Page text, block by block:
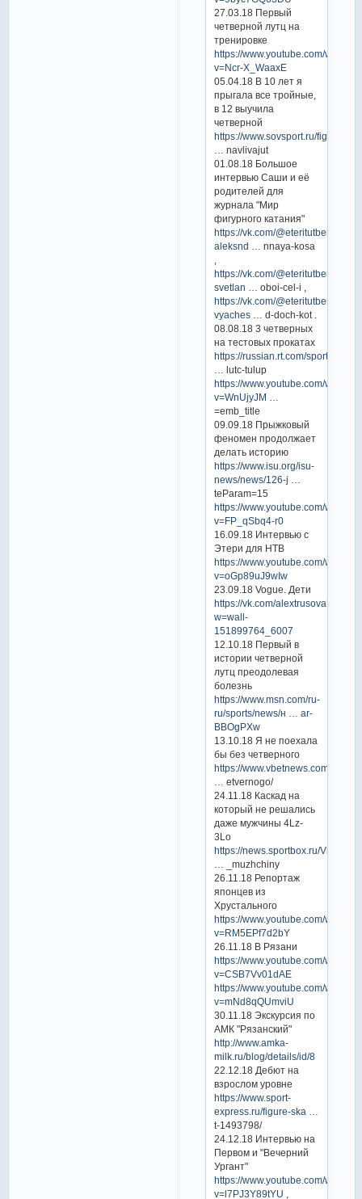
27.03.18 Первый
четверной лутц на
тренировке
https://www.youtube.com/watch?
v=Ncr-X_WaaxE
05.04.18 В 10 лет я
прыгала все тройные,
в 12 выучила
четверной
https://www.sovsport.ru/figure/
… navlivajut
01.08.18 Большое
интервью Саши и её
родителей для
журнала "Мир
фигурного катания"
https://vk.com/@eteritutberidze-
aleksnd
… nnaya-kosa
https://vk.com/@eteritutberidze-
svetlan
… oboi-cel-i ,
https://vk.com/@eteritutberidze-
vyaches … d-doch-kot .
08.08.18 3 четверных
на тестовых прокатах
https://russian.rt.com/sport/
… lutc-tulup
https://www.youtube.com/watch?
v=WnUjyJM
=emb_title
09.09.18 Прыжковый
феномен продолжает
делать историю
https://www.isu.org/isu-
news/news/126-j
teParam=15
https://www.youtube.com/watch?
v=FP_qSbq4-r0
16.09.18 Интервью с
Этери для НТВ
https://www.youtube.com/watch?
v=oGp89uJ9wIw
23.09.18 Vogue. Дети
https://vk.com/alextrusova?
w=wall-
151899764_6007
12.10.18 Первый в
истории четверной
лутц преодолевая
болезнь
https://www.msn.com/ru-
ru/sports/news/н … ar-
BBOgPXw
13.10.18 Я не поехала
бы без четверного
https://www.vbetnews.com/ru/
… etvernogo/
24.11.18 Каскад на
который не решались
даже мужчины 4Lz-
3Lo
https://news.sportbox.ru/
… _muzhchiny
26.11.18 Репортаж
японцев из
Хрустального
https://www.youtube.com/watch?
v=RM5EPf7d2bY
26.11.18 В Рязани
https://www.youtube.com/watch?
v=CSB7Vv01dAE
https://www.youtube.com/watch?
v=mNd8qQUmviU
30.11.18 Экскурсия по
АМК "Рязанский"
http://www.amka-
milk.ru/blog/details/id/8
22.12.18 Дебют на
взрослом уровне
https://www.sport-
express.ru/figure-ska
t-1493798/
24.12.18 Интервью на
Первом и "Вечерний
Ургант"
https://www.youtube.com/watch?
v=l7PJ3Y89tYU